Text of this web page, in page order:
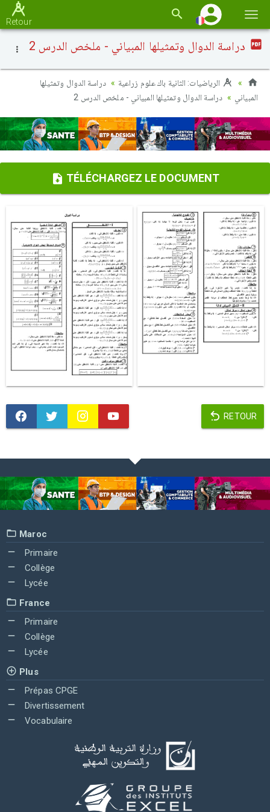
la
Retour
دراسة الدوال وتمثيلها المبياني - ملخص الدرس 2
الرياضيات: الثانية باك علوم زراعية
دراسة الدوال وتمثيلها
المبياني
دراسة الدوال وتمثيلها المبياني - ملخص الدرس 2
TÉLÉCHARGEZ LE DOCUMENT
RETOUR
Maroc
Primaire
Collège
Lycée
France
Primaire
Collège
Lycée
Plus
Prépas CPGE
Divertissement
Vocabulaire